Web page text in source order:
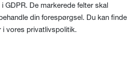
GDPR. De markerede felter skal
din forespørgsel. Du kan finde
i vores privatlivspolitik.